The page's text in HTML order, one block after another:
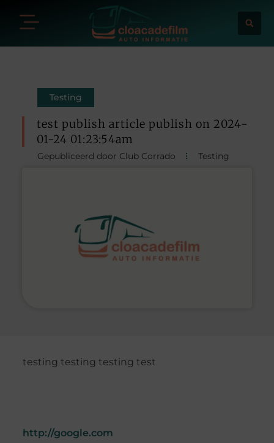
Testing
test publish article publish on 2024-
01-24 01:23:54am
Gepubliceerd door Club Corrado Testing
testing testing testing test
http://google.com